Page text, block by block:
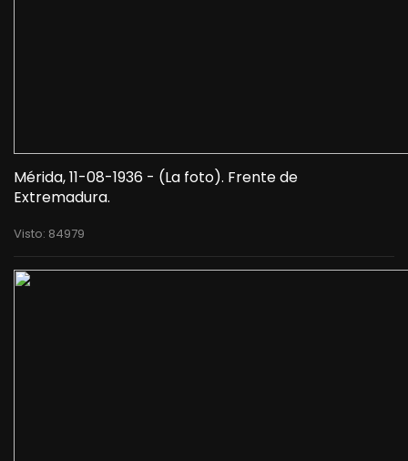
Mérida, 11-08-1936 - (La foto). Frente de
Extremadura.
Visto: 84979